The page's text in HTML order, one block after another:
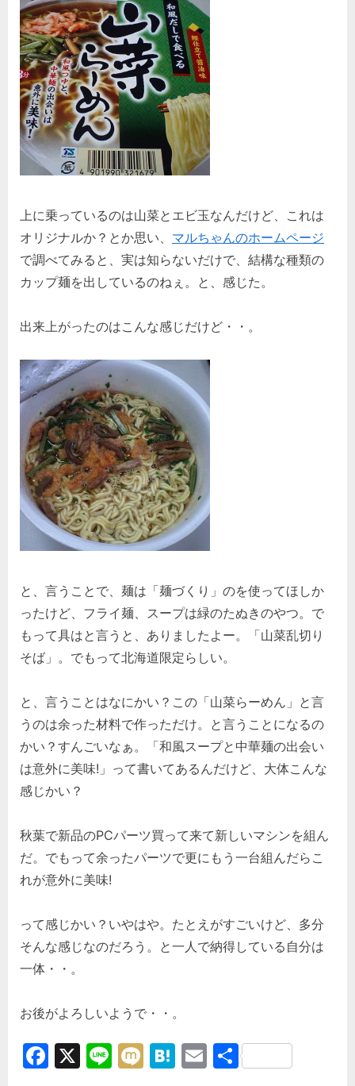
上に乗っているのは山菜とエビ玉なんだけど、これは
オリジナルか？とか思い、 マルちゃんのホームページ
で調べてみると、実は知らないだけで、結構な種類の
カップ麺を出しているのねぇ。と、感じた。
出来上がったのはこんな感じだけど・・。
と、言うことで、麺は「麺づくり」のを使ってほしか
ったけど、フライ麺、スープは緑のたぬきのやつ。で
もって具はと言うと、ありましたよー。「山菜乱切り
そば」。でもって北海道限定らしい。
と、言うことはなにかい？この「山菜らーめん」と言
うのは余った材料で作っただけ。と言うことになるの
かい？すんごいなぁ。「和風スープと中華麺の出会い
は意外に美味!」って書いてあるんだけど、大体こんな
感じかい？
秋葉で新品のPCパーツ買って来て新しいマシンを組ん
だ。でもって余ったパーツで更にもう一台組んだらこ
れが意外に美味!
って感じかい？いやはや。たとえがすごいけど、多分
そんな感じなのだろう。と一人で納得している自分は
一体・・。
お後がよろしいようで・・。
Facebook
X LineMixiHatena
Email
共